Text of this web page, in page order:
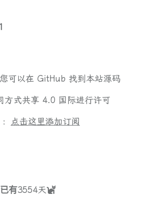
可以在 GitHub 找到本站源码
方式共享 4.0 国际进行许可
点击这里添加订阅
有3554天